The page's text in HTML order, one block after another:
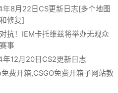
年8月22日CS更新日志[多个地图
修复]
抗！IEM卡托维兹将举办无观众
事
年12月20日CS2更新日志
费开箱,CSGO免费开箱子网站教